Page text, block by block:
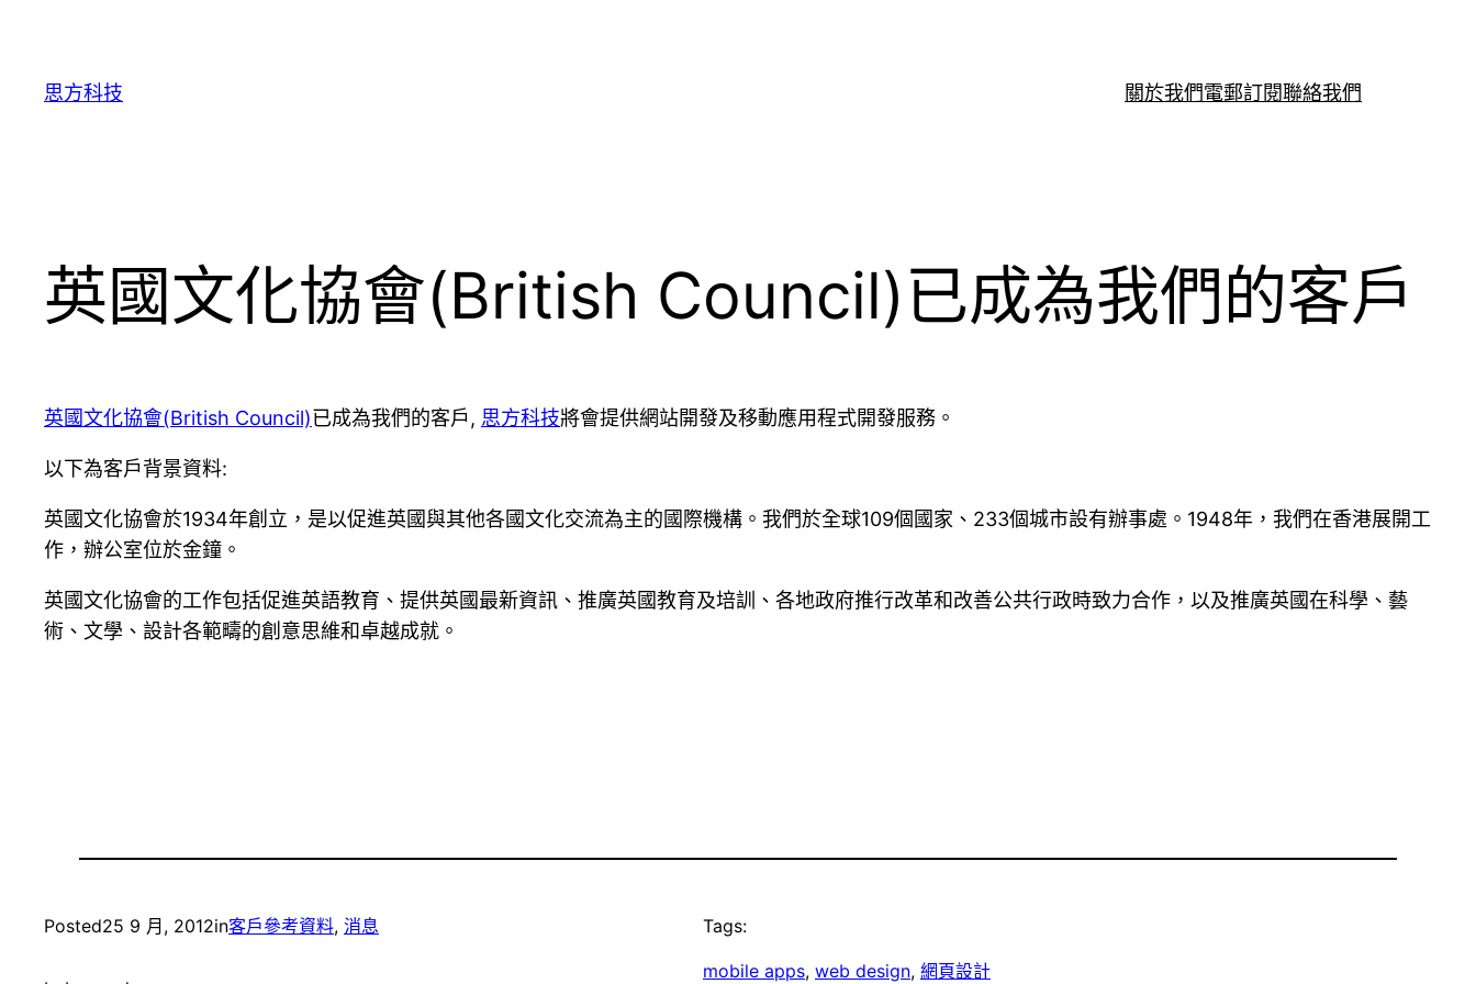
思方科技 關於我們電郵訂閱聯絡我們
英國文化協會(British Council)已成為我們的客戶
英國文化協會(British Council)已成為我們的客戶, 思方科技將會提供網站開發及移動應用程式開發服務。
以下為客戶背景資料:
英國文化協會於1934年創立，是以促進英國與其他各國文化交流為主的國際機構。我們於全球109個國家、233個城市設有辦事處。1948年，我們在香港展開工
作，辦公室位於金鐘。
英國文化協會的工作包括促進英語教育、提供英國最新資訊、推廣英國教育及培訓、各地政府推行改革和改善公共行政時致力合作，以及推廣英國在科學、藝
術、文學、設計各範疇的創意思維和卓越成就。
Posted25 9 月, 2012in客戶參考資料, 消息 Tags:
mobile apps, web design, 網頁設計